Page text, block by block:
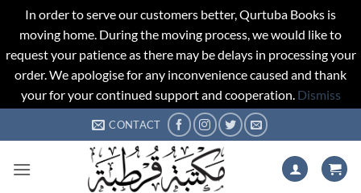
In order to serve our customers better, Qurtuba Books is
moving home. During the moving process, we would like to
request your patience as there may be delays in processing your
order. We apologise for any inconvenience caused and thank
your for your continued support and cooperation. Dismiss
to
CONTACT